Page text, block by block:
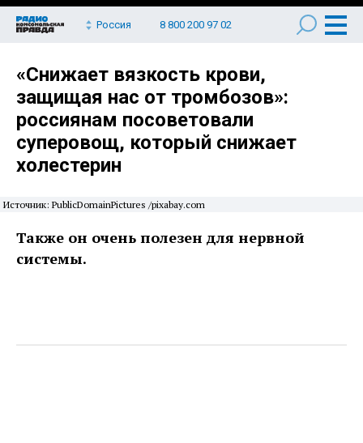
Россия 8 800 200 97 02
«Снижает вязкость крови,
защищая нас от тромбозов»:
россиянам посоветовали
суперовощ, который снижает
холестерин
Источник: PublicDomainPictures /pixabay.com
Также он очень полезен для нервной
системы.